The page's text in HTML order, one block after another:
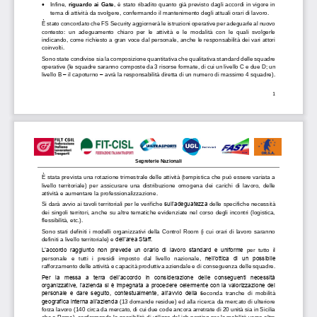
1

Infine, riguardo ai Gate, è stato ribadito quanto già previsto dagli accordi in vigore in
tema di attività da svolgere , confermando il mantenimento degli attuali orari di lavoro.
È stato concordato che FS Security aggiornerà le istruzioni operative per adeguarle al nuovo
contesto: un  adeguamento  chiaro per le  attività  e  le  modalità  con  le  quali  svolgerle
indicando, come richiesto a gran voce dal personale, anche le responsabilità dei vari attori
coinvolti.
Sono state condivise sia la composizione quantitativa che qualitativa standard delle squadre
operative (le squadre saranno composte da 3 risorse formate, di cui un livello C e due D; un
livello B – il capoturno – avrà la responsabilità diretta di un numero di massimo 4 squadre).
Segreterie Nazionali
È stata prevista una rotazione trimestrale delle attività (tempistica che può essere variata a
livello  territoriale)  per  assicurare  una  distribuzione  omogena  dei  carichi  di  lavoro,  delle
attività e aumentare la professionalizzazione.
Si darà avvio ai tavoli territoriali per le verifiche sull’adeguatezza delle specifiche necessità
dei singoli territori, anche su altre tematiche evidenziate nel corso degli incontri (logistica,
flessibilità, etc.).
Sono  stati  definiti  i  modelli  organizzativi  della  Control  Room  (i  cui  orari  di  lavoro  saranno
definiti a livello territoriale) e dell’area Staff.
L’accordo  raggiunto  non  prevede  un  orario  di  lavoro  standard  e  uniforme
per  tutto  il
personale
e tutti i presidi imposto dal livello nazionale,
nell’ottica  di  un  possibile
rafforzamento delle attività e capacità produttiva aziendale e di conseguenza delle squadre.
Per  la  messa  a  terra  dell’accordo  in  considerazione  delle  conseguenti  necessità
organizzative, l’azienda si è impegnata a procedere celermente con la valorizzazione del
personale  e  dare  seguito,  contestualmente,  all’avvio  della  seconda  tranche  di  mobilità
geografica interna all’azienda (13 domande residue) ed alla ricerca da mercato di ulteriore
forza lavoro (140 circa da mercato, di cui due code ancora arretrate di 20 unità sia in Sicilia